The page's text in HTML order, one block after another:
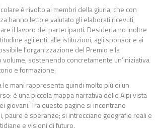
è rivolto ai membri della giuria, che con
hanno letto e valutato gli elaborati ricevuti,
il lavoro dei partecipanti. Desideriamo inoltre
agli enti, alle istituzioni, agli sponsor e ai
l’organizzazione del Premio e la
sostenendo concretamente un’iniziativa
e formazione.
le mani rappresenta quindi molto più di un
è una piccola mappa narrativa delle Alpi vista
giovani. Tra queste pagine si incontrano
paure e speranze; si intrecciano geografie reali e
e visioni di futuro.